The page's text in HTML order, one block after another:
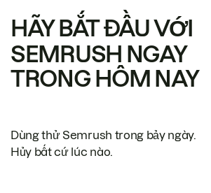
HÃY BẮT ĐẦU VỚI
SEMRUSH NGAY
TRONG HÔM NAY
Dùng thử Semrush trong bảy ngày.
Hủy bất cứ lúc nào.